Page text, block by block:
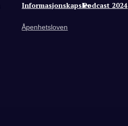
Informasjonskapsler
Åpenhetsloven
Podcast 2024